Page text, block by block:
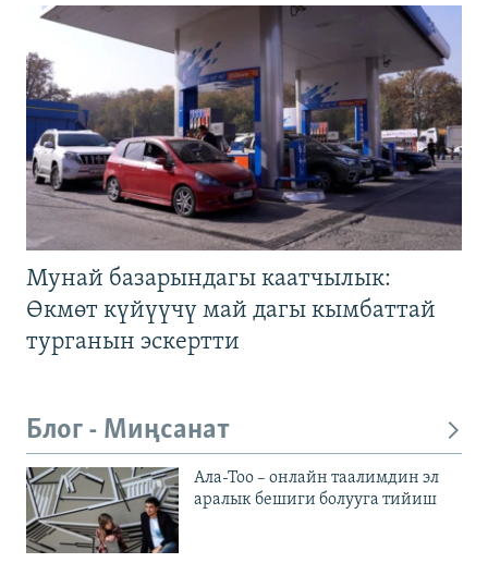
Мунай базарындагы каатчылык:
Өкмөт күйүүчү май дагы кымбаттай
турганын эскертти
Блог - Миңсанат
Ала-Тоо – онлайн таалимдин эл
аралык бешиги болууга тийиш